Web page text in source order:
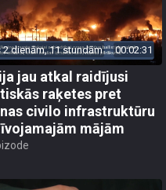
2 dienām, 11 stundām 00:02:31
jau atkal raidījusi
raķetes pret
civilo infrastruktūru
mājām